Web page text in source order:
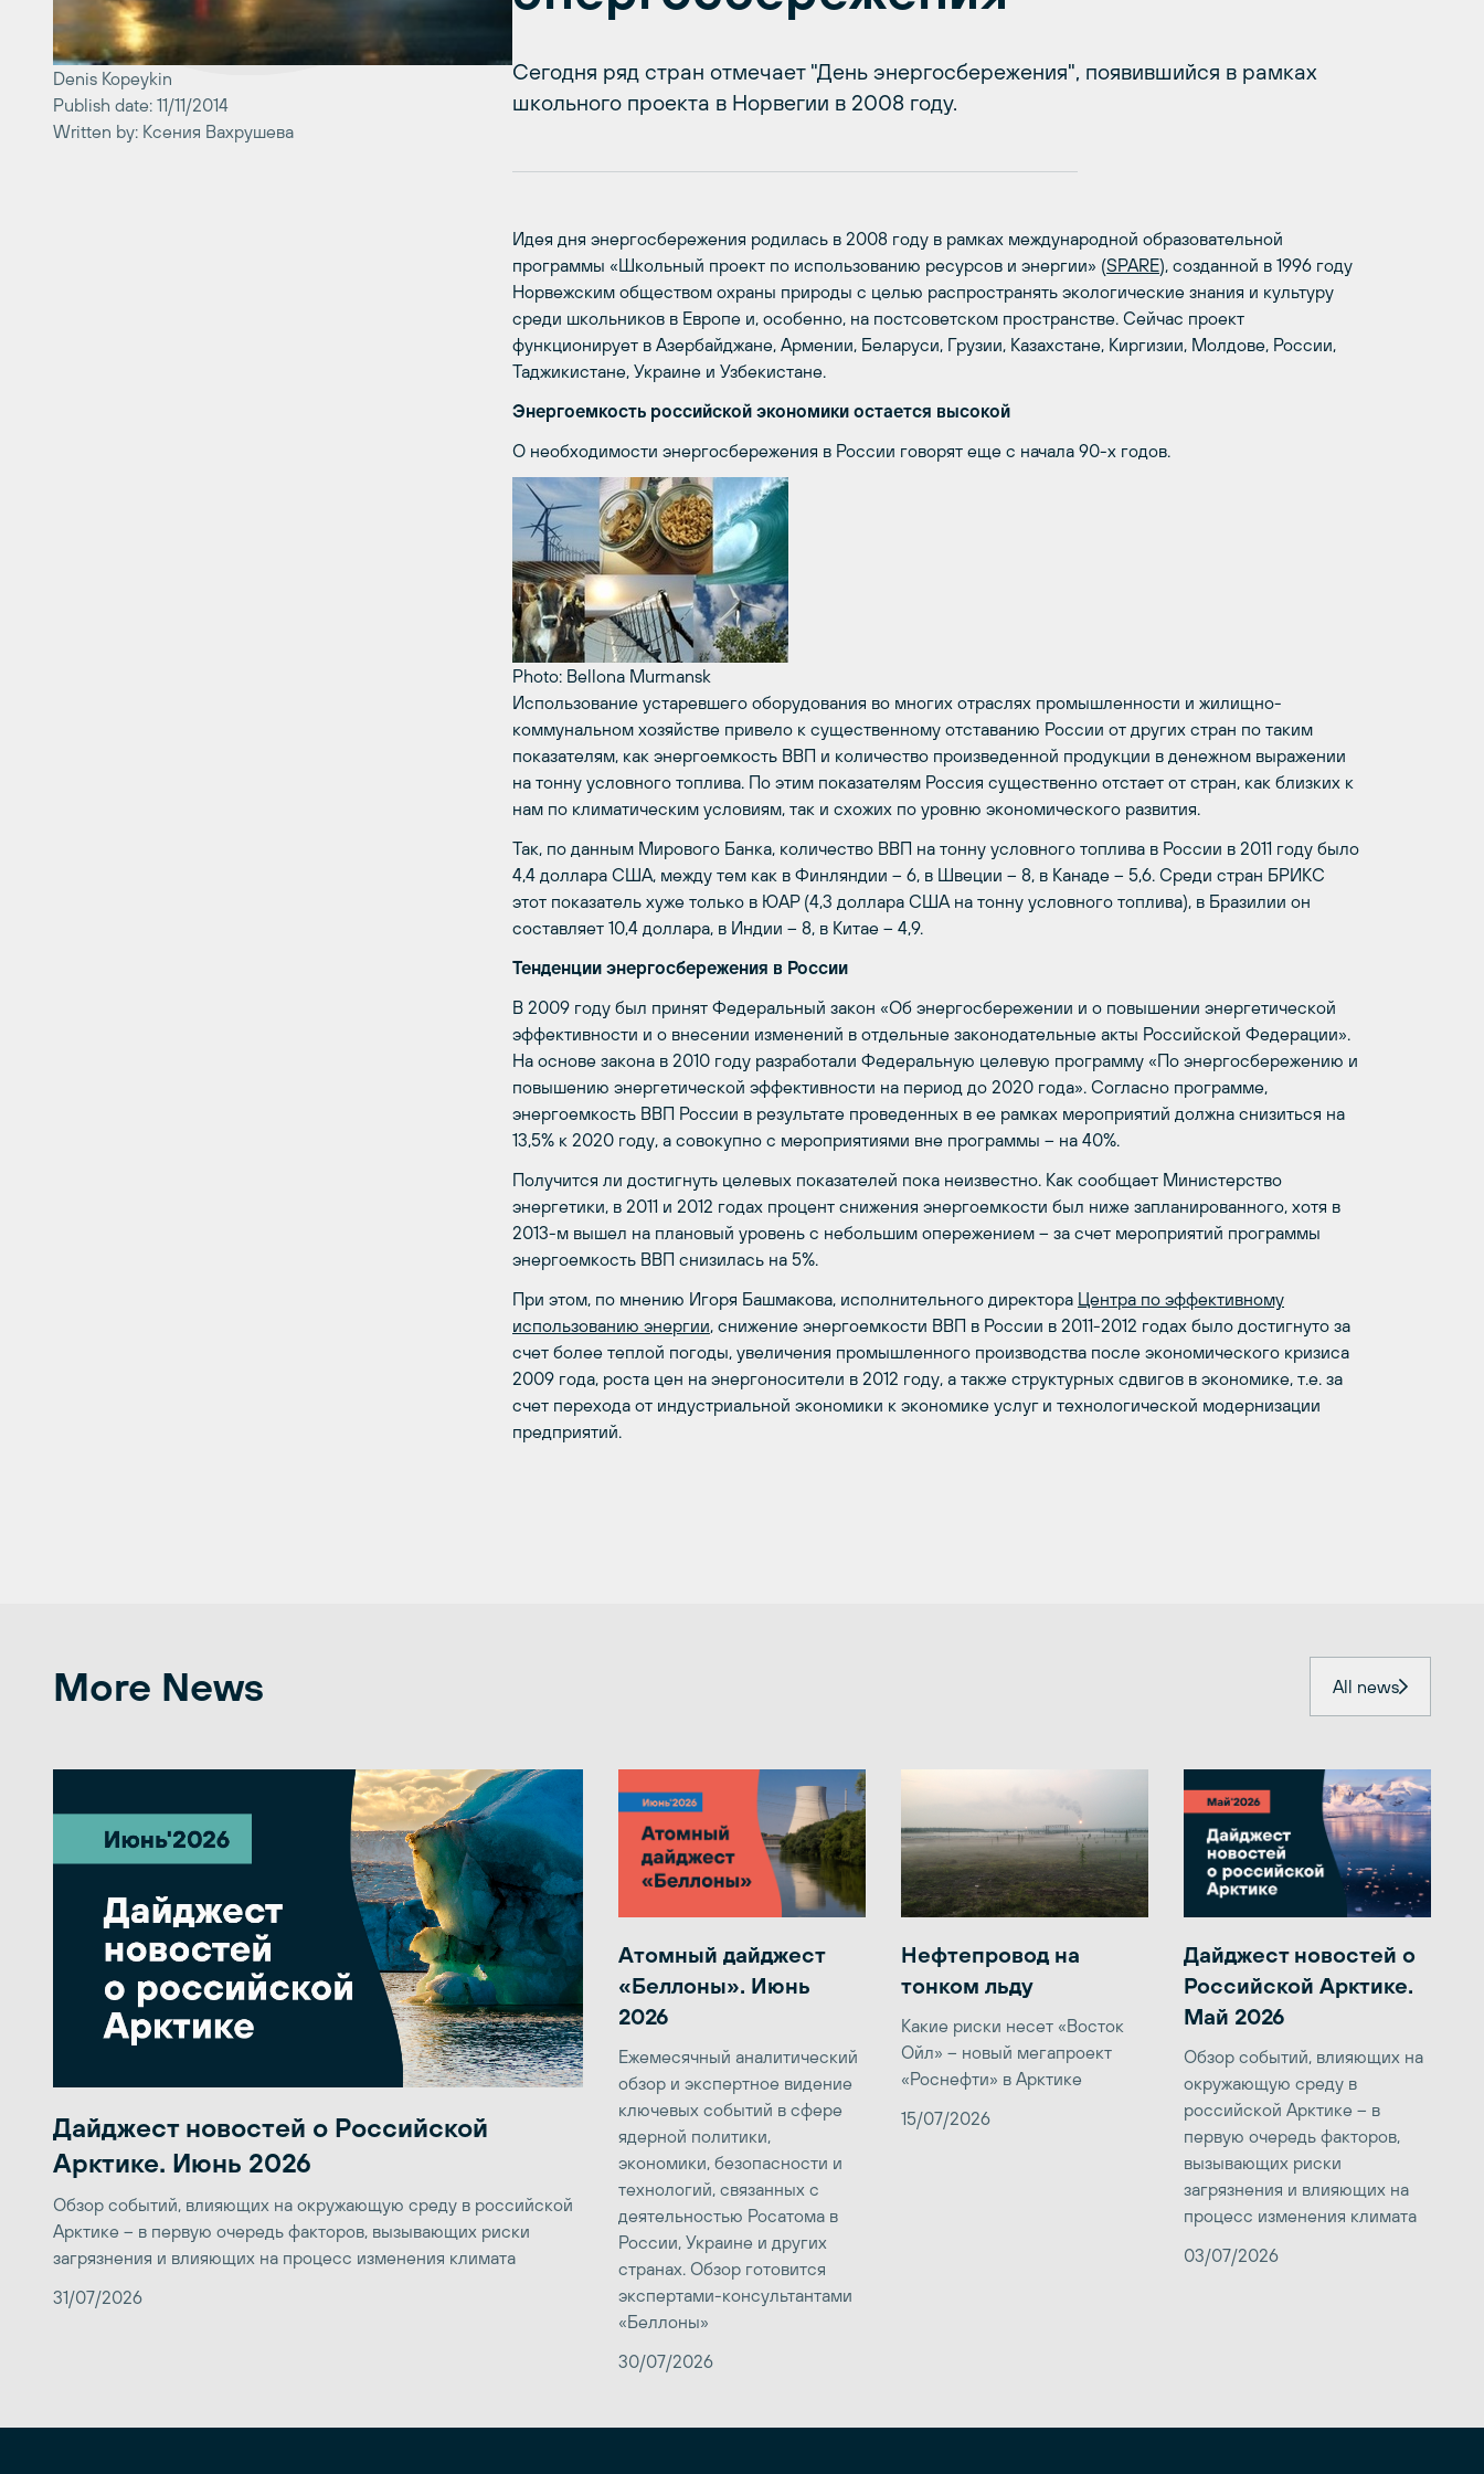
Denis Kopeykin
Publish date: 11/11/2014
Written by: Ксения Вахрушева
Сегодня ряд стран отмечает "День энергосбережения", появившийся в рамках
школьного проекта в Норвегии в 2008 году.
Идея дня энергосбережения родилась в 2008 году в рамках международной образовательной
программы «Школьный проект по использованию ресурсов и энергии» (SPARE), созданной в 1996 году
Норвежским обществом охраны природы с целью распространять экологические знания и культуру
среди школьников в Европе и, особенно, на постсоветском пространстве. Сейчас проект
функционирует в Азербайджане, Армении, Беларуси, Грузии, Казахстане, Киргизии, Молдове, России,
Таджикистане, Украине и Узбекистане.
Энергоемкость российской экономики остается высокой
О необходимости энергосбережения в России говорят еще с начала 90-х годов.
Photo: Bellona Murmansk
Использование устаревшего оборудования во многих отраслях промышленности и жилищно-
коммунальном хозяйстве привело к существенному отставанию России от других стран по таким
показателям, как энергоемкость ВВП и количество произведенной продукции в денежном выражении
на тонну условного топлива. По этим показателям Россия существенно отстает от стран, как близких к
нам по климатическим условиям, так и схожих по уровню экономического развития.
Так, по данным Мирового Банка, количество ВВП на тонну условного топлива в России в 2011 году было
4,4 доллара США, между тем как в Финляндии – 6, в Швеции – 8, в Канаде – 5,6. Среди стран БРИКС
этот показатель хуже только в ЮАР (4,3 доллара США на тонну условного топлива), в Бразилии он
составляет 10,4 доллара, в Индии – 8, в Китае – 4,9.
Тенденции энергосбережения в России
В 2009 году был принят Федеральный закон «Об энергосбережении и о повышении энергетической
эффективности и о внесении изменений в отдельные законодательные акты Российской Федерации».
На основе закона в 2010 году разработали Федеральную целевую программу «По энергосбережению и
повышению энергетической эффективности на период до 2020 года». Согласно программе,
энергоемкость ВВП России в результате проведенных в ее рамках мероприятий должна снизиться на
13,5% к 2020 году, а совокупно с мероприятиями вне программы – на 40%.
Получится ли достигнуть целевых показателей пока неизвестно. Как сообщает Министерство
энергетики, в 2011 и 2012 годах процент снижения энергоемкости был ниже запланированного, хотя в
2013-м вышел на плановый уровень с небольшим опережением – за счет мероприятий программы
энергоемкость ВВП снизилась на 5%.
При этом, по мнению Игоря Башмакова, исполнительного директора Центра по эффективному
использованию энергии, снижение энергоемкости ВВП в России в 2011-2012 годах было достигнуто за
счет более теплой погоды, увеличения промышленного производства после экономического кризиса
2009 года, роста цен на энергоносители в 2012 году, а также структурных сдвигов в экономике, т.е. за
счет перехода от индустриальной экономики к экономике услуг и технологической модернизации
предприятий.
More News All news
Дайджест новостей о Российской
Арктике. Июнь 2026
Обзор событий, влияющих на окружающую среду в российской
Арктике – в первую очередь факторов, вызывающих риски
загрязнения и влияющих на процесс изменения климата
31/07/2026
Атомный дайджест
«Беллоны». Июнь
2026
Ежемесячный аналитический
обзор и экспертное видение
ключевых событий в сфере
ядерной политики,
экономики, безопасности и
технологий, связанных с
деятельностью Росатома в
России, Украине и других
странах. Обзор готовится
экспертами-консультантами
«Беллоны»
30/07/2026
Нефтепровод на
тонком льду
Какие риски несет «Восток
Ойл» – новый мегапроект
«Роснефти» в Арктике
15/07/2026
Дайджест новостей о
Российской Арктике.
Май 2026
Обзор событий, влияющих на
окружающую среду в
российской Арктике – в
первую очередь факторов,
вызывающих риски
загрязнения и влияющих на
процесс изменения климата
03/07/2026